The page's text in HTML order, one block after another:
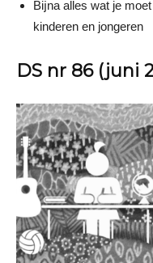
Bĳna alles wat je
kinderen en jongeren
DS nr 86 (juni